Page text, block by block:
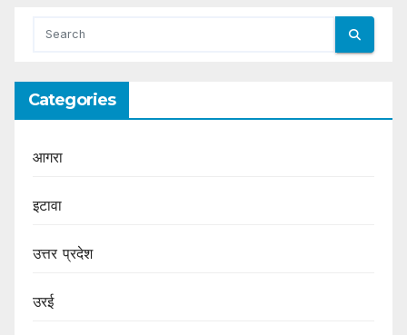
Categories
आगरा
इटावा
उत्तर प्रदेश
उरई